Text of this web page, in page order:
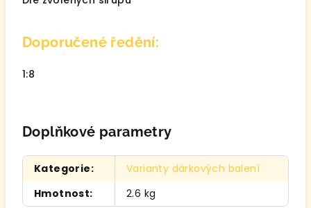
Doporučené ředění:
1:8
Doplňkové parametry
Kategorie:
Varianty dárkových balení
Hmotnost: 2.6 kg